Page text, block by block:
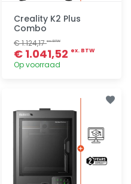
Creality K2 Plus
Combo
€ 1.124,17ex. BTW
€ 1.041,52 ex. BTW
Op voorraad